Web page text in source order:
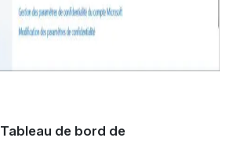
Tableau de bord de